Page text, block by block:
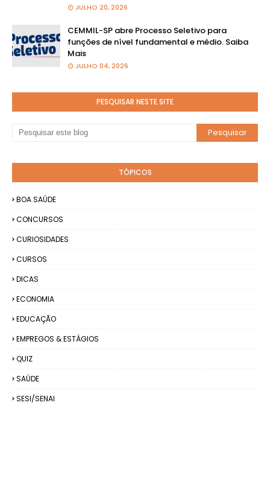
JULHO 20, 2026
CEMMIL-SP abre Processo Seletivo para
funções de nível fundamental e médio. Saiba
Mais
JULHO 04, 2026
PESQUISAR NESTE SITE
TÓPICOS
BOA SAÚDE
CONCURSOS
CURIOSIDADES
CURSOS
DICAS
ECONOMIA
EDUCAÇÃO
EMPREGOS & ESTÁGIOS
QUIZ
SAÚDE
SESI/SENAI